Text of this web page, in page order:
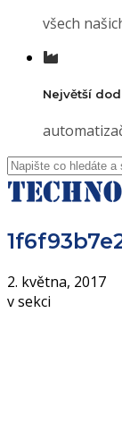
všech
Největší
2. května, 2017
v sekci